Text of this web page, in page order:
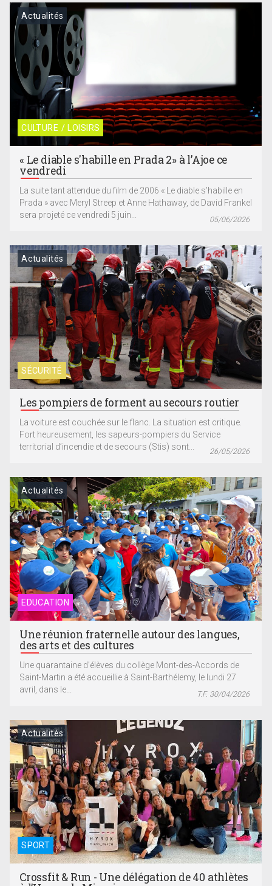
CULTURE / LOISIRS
Actualités
« Le diable s'habille en Prada 2» à l’Ajoe ce
vendredi
La suite tant attendue du film de 2006 « Le diable s’habille en
Prada » avec Meryl Streep et Anne Hathaway, de David Frankel
sera projeté ce vendredi 5 juin...
05/06/2026
SÉCURITÉ
Actualités
Les pompiers de forment au secours routier
La voiture est couchée sur le flanc. La situation est critique.
Fort heureusement, les sapeurs-pompiers du Service
territorial d’incendie et de secours (Stis) sont...
26/05/2026
EDUCATION
Actualités
Une réunion fraternelle autour des langues,
des arts et des cultures
Une quarantaine d’élèves du collège Mont-des-Accords de
Saint-Martin a été accueillie à Saint-Barthélemy, le lundi 27
avril, dans le...
T.F. 30/04/2026
SPORT
Actualités
Crossfit & Run - Une délégation de 40 athlètes